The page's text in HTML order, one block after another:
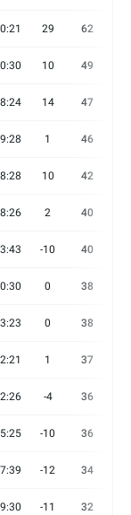
29 62
10 49
14 47
1 46
10 42
2 40
-10 40
0 38
0 38
1 37
-4 36
-10 36
-12 34
-11 32